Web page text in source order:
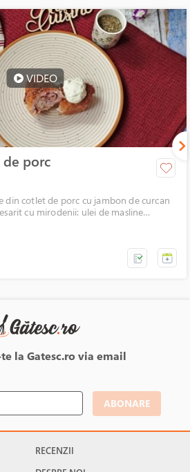
VIDEO
porc
din cotlet de porc cu jambon de curcan
cu mirodenii: ulei de masline
la Gatesc.ro via email
ABONARE
RECENZII